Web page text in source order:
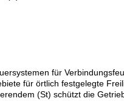
für
für örtlich festgelegte
(St) schützt die